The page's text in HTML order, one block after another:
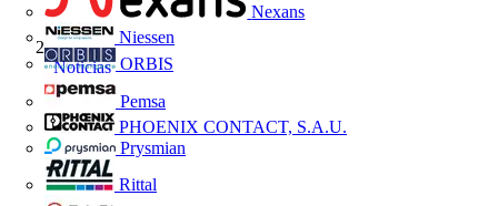
Nexans
Niessen
ORBIS
Pemsa
PHOENIX CONTACT, S.A.U.
Prysmian
Rittal
Noticias